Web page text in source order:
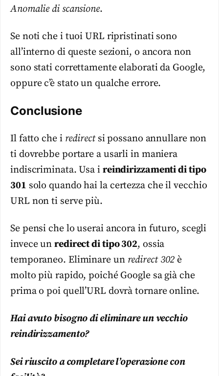
Anomalie di scansione.
Se noti che i tuoi URL ripristinati sono
all’interno di queste sezioni, o ancora non
sono stati correttamente elaborati da Google,
oppure c’è stato un qualche errore.
Conclusione
Il fatto che i redirectsi possano annullare non
ti dovrebbe portare a usarli in maniera
indiscriminata. Usa i reindirizzamenti di tipo
301 solo quando hai la certezza che il vecchio
URL non ti serve più.
Se pensi che lo userai ancora in futuro, scegli
invece unredirect di tipo 302, ossia
temporaneo. Eliminare un redirect 302 è
molto più rapido, poiché Google sa già che
prima o poi quell’URL dovrà tornare online.
Hai avuto bisogno di eliminare un vecchio
reindirizzamento?
Sei riuscito a completare l’operazione con